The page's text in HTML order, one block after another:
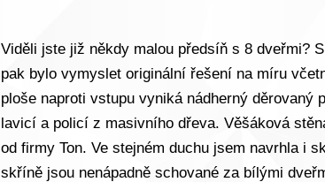
Viděli jste již někdy malou předsíň s 8 dveřmi?
pak bylo vymyslet originální řešení na míru
ploše naproti vstupu vyniká nádherný děrovaný
lavicí a policí z masivního dřeva. Věšáková
od firmy Ton. Ve stejném duchu jsem navrhla i
skříně jsou nenápadně schované za bílými